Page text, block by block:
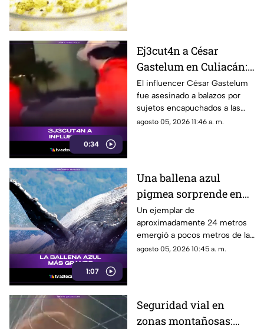
0:34
Ej3cut4n a César
Gastelum en Culiacán:
El influencer había
manifestado tener
miedo
El influencer César Gastelum
fue asesinado a balazos por
sujetos encapuchados a las
afueras de un restaurante en
agosto 05, 2026 11:46 a. m.
1:07
Una ballena azul
pigmea sorprende en
las costas de Australia
Un ejemplar de
aproximadamente 24 metros
emergió a pocos metros de la
superficie cerca del muelle
agosto 05, 2026 10:45 a. m.
Seguridad vial en
zonas montañosas: